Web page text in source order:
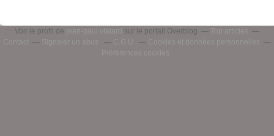
Voir le profil de jean-paul vialard sur le portail Overblog
Top articles
Contact
Signaler un abus C.G.U.
Cookies et données personnelles
Préférences cookies